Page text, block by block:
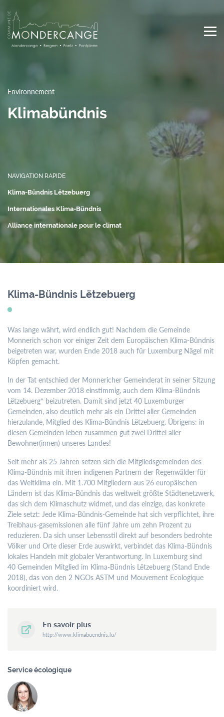
main
content
Top
menu
Media Center Actualités
Contact
Jobs
Mairie de
Mondercange
18, rue Arthur Thinnes
L-3919 Mondercange
BP 50 L-3901
Mondercange
Horaires
d’ouverture
de7:30à11:30
et de13:00à16:00
Un rendez-vous en dehors des plages d’ouverture peut être
demandé par email ou par téléphone auprès des services
respectifs.
Les bureaux du Service Urbanisme et Développement Durable
resteront fermés au public les après-midis.
Contactez-
nous
Tél. +352 55 05 74-1
Fax. +352 57 21 66
Conditions d'utilisations Politique de confidentialité
Environnement
Klimabündnis
NAVIGATION RAPIDE
Klima-Bündnis Lëtzebuerg
Internationales Klima-Bündnis
Alliance internationale pour le climat
Klima-Bündnis Lëtzebuerg
Was lange währt, wird endlich gut! Nachdem die Gemeinde
Monnerich schon vor einiger Zeit dem Europäischen Klima-Bündnis
beigetreten war, wurden Ende 2018 auch für Luxemburg Nägel mit
Köpfen gemacht.
In der Tat entschied der Monnericher Gemeinderat in seiner Sitzung
vom 14. Dezember 2018 einstimmig, auch dem Klima-Bündnis
Lëtzebuerg* beizutreten. Damit sind jetzt 40 Luxemburger
Gemeinden, also deutlich mehr als ein Drittel aller Gemeinden
hierzulande, Mitglied des Klima-Bündnis Lëtzebuerg. Übrigens: in
diesen Gemeinden leben zusammen gut zwei Drittel aller
Bewohner(innen) unseres Landes!
Seit mehr als 25 Jahren setzen sich die Mitgliedsgemeinden des
Klima-Bündnis mit ihren indigenen Partnern der Regenwälder für
das Weltklima ein. Mit 1.700 Mitgliedern aus 26 europäischen
Ländern ist das Klima-Bündnis das weltweit größte Städtenetzwerk,
das sich dem Klimaschutz widmet, und das einzige, das konkrete
Ziele setzt: Jede Klima-Bündnis-Gemeinde hat sich verpflichtet, ihre
Treibhaus-gasemissionen alle fünf Jahre um zehn Prozent zu
reduzieren. Da sich unser Lebensstil direkt auf besonders bedrohte
Völker und Orte dieser Erde auswirkt, verbindet das Klima-Bündnis
lokales Handeln mit globaler Verantwortung. In Luxemburg sind
40 Gemeinden Mitglied im Klima-Bündnis Lëtzebuerg (Stand Ende
2018), das von den 2 NGOs ASTM und Mouvement Ecologique
koordiniert wird.
En savoir plus
http://www.klimabuendnis.lu/
Service écologique